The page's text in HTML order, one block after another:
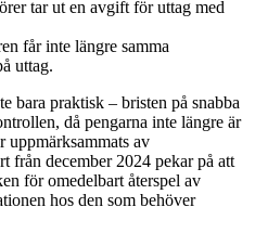
tar ut en avgift för uttag med
får inte längre samma
uttag.
bara praktisk – bristen på snabba
då pengarna inte längre är
uppmärksammats av
från december 2024 pekar på att
för omedelbart återspel av
hos den som behöver